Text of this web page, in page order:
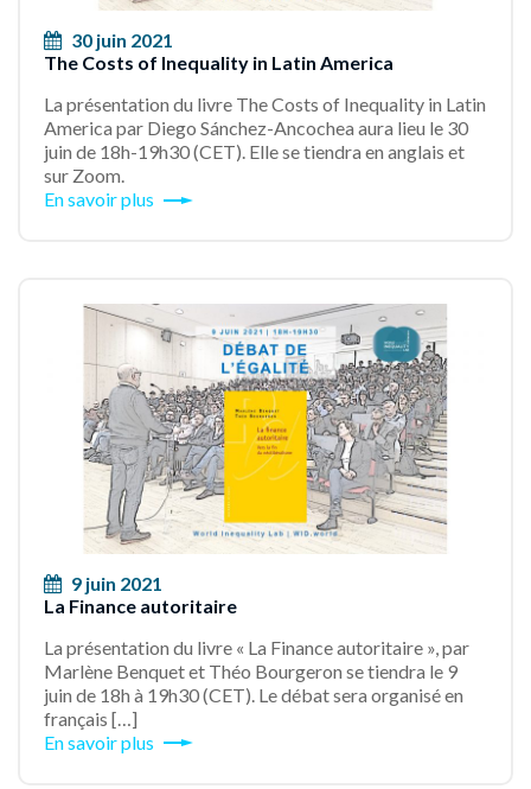
30 juin 2021
The Costs of Inequality in Latin America
La présentation du livre The Costs of Inequality in Latin
America par Diego Sánchez-Ancochea aura lieu le 30
juin de 18h-19h30 (CET). Elle se tiendra en anglais et
sur Zoom.
En savoir plus
9 juin 2021
La Finance autoritaire
La présentation du livre « La Finance autoritaire », par
Marlène Benquet et Théo Bourgeron se tiendra le 9
juin de 18h à 19h30 (CET). Le débat sera organisé en
français […]
En savoir plus